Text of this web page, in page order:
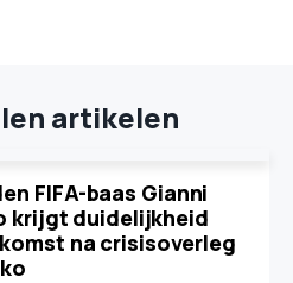
artikelen
FIFA-baas Gianni
krijgt duidelijkheid
na crisisoverleg